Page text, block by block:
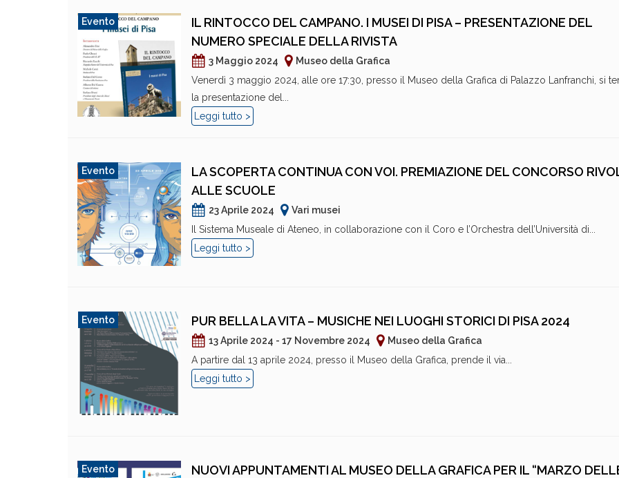
Evento
IL RINTOCCO DEL CAMPANO. I MUSEI DI PISA – PRESENTAZIONE DEL
NUMERO SPECIALE DELLA RIVISTA
3 Maggio 2024
Museo della Grafica
Venerdì 3 maggio 2024, alle ore 17:30, presso il Museo della Grafica di Palazzo Lanfranchi, si
la presentazione del...
Leggi tutto >
Evento
LA SCOPERTA CONTINUA CON VOI. PREMIAZIONE DEL CONCORSO
ALLE SCUOLE
23 Aprile 2024
Vari musei
Il Sistema Museale di Ateneo, in collaborazione con il Coro e l’Orchestra dell’Università di...
Leggi tutto >
Evento PUR BELLA LA VITA – MUSICHE NEI LUOGHI STORICI DI PISA 2024
13 Aprile 2024 - 17 Novembre 2024
Museo della Grafica
A partire dal 13 aprile 2024, presso il Museo della Grafica, prende il via...
Leggi tutto >
Evento
NUOVI APPUNTAMENTI AL MUSEO DELLA GRAFICA PER IL “MARZO